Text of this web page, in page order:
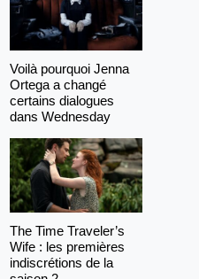
Voilà pourquoi Jenna
Ortega a changé
certains dialogues
dans Wednesday
The Time Traveler’s
Wife : les premières
indiscrétions de la